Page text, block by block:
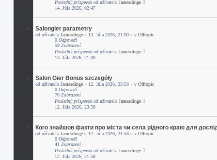
Posledný príspevokod užívateľa Jamesdinge
14. Júla 2026, 02:47
Salongier parametry
od užívateľa Jamesdinge » 13. Júla 2026, 21:00 » v Offtopic
0 Odpovedí
59 Zobrazení
Posledný príspevokod užívateľa Jamesdinge
13. Júla 2026, 21:00
Salon Gier Bonus szczegóły
od užívateľa Jamesdinge » 12. Júla 2026, 23:58 » v Offtopic
0 Odpovedí
70 Zobrazení
Posledný príspevokod užívateľa Jamesdinge
12. Júla 2026, 23:58
Кого знайшов факти про міста чи села рідного краю для
od užívateľa Jamesdinge » 12. Júla 2026, 21:58 » v Offtopic
0 Odpovedí
41 Zobrazení
Posledný príspevokod užívateľa Jamesdinge
12. Júla 2026, 21:58